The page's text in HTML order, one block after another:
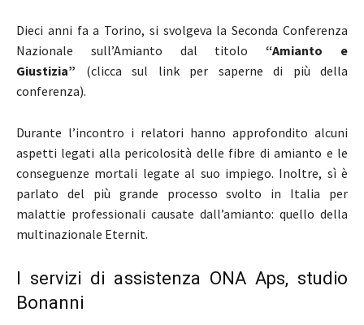
Dieci anni fa a Torino, si svolgeva la Seconda Conferenza
Nazionale sull’Amianto dal titolo“Amianto e
Giustizia” (clicca sul link per saperne di più della
conferenza).
Durante l’incontro i relatori hanno approfondito alcuni
aspetti legati alla pericolosità delle fibre di amianto e le
conseguenze mortali legate al suo impiego. Inoltre, sì è
parlato del più grande processo svolto in Italia per
malattie professionali causate dall’amianto: quello della
multinazionale Eternit.
I servizi di assistenza ONA Aps, studio
Bonanni